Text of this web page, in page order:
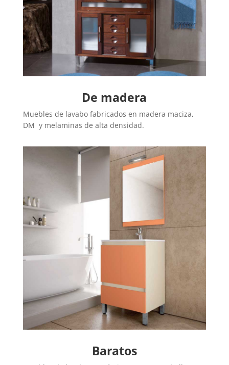
De madera
Muebles de lavabo fabricados en madera maciza,
DM y melaminas de alta densidad.
Baratos